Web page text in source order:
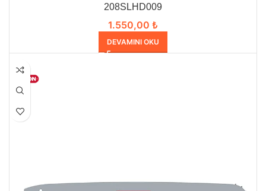
208SLHD009
1.550,00 ₺
DEVAMINI OKU